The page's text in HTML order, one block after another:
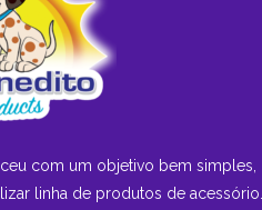
com um objetivo bem simples,
linha de produtos de acessório...